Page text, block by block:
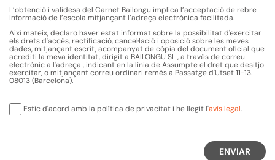
L’obtenció i validesa del Carnet Bailongu implica l’acceptació de rebre
informació de l’escola mitjançant l’adreça electrònica facilitada.
Així mateix, declaro haver estat informat sobre la possibilitat d'exercitar
els drets d'accés, rectificació, cancel·lació i oposició sobre les meves
dades, mitjançant escrit, acompanyat de còpia del document oficial que
acrediti la meva identitat, dirigit a BAILONGU SL , a través de correu
electrònic a l'adreça , indicant en la línia de Assumpte el dret que desitjo
exercitar, o mitjançant correu ordinari remès a Passatge d'Utset 11-13.
08013 (Barcelona).
Estic d'acord amb la política de privacitat i he llegit l'avís legal.
ENVIAR